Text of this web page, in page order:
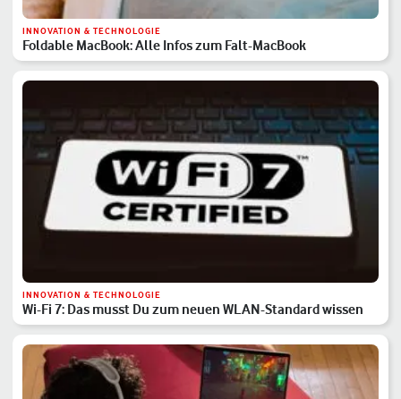
INNOVATION & TECHNOLOGIE
Foldable MacBook: Alle Infos zum Falt-MacBook
INNOVATION & TECHNOLOGIE
Wi-Fi 7: Das musst Du zum neuen WLAN-Standard wissen